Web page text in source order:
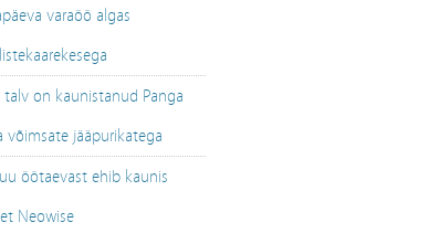
varaöö algas
talv on kaunistanud Panga
võimsate jääpurikatega
öötaevast ehib kaunis
Neowise